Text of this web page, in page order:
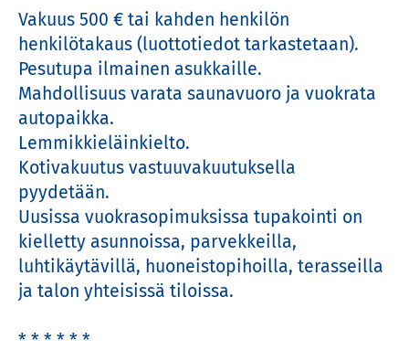
Vakuus 500 € tai kahden henkilön
henkilötakaus (luottotiedot tarkastetaan).
Pesutupa ilmainen asukkaille.
Mahdollisuus varata saunavuoro ja vuokrata
autopaikka.
Lemmikkieläinkielto.
Kotivakuutus vastuuvakuutuksella
pyydetään.
Uusissa vuokrasopimuksissa tupakointi on
kielletty asunnoissa, parvekkeilla,
luhtikäytävillä, huoneistopihoilla, terasseilla
ja talon yhteisissä tiloissa.
* * * * * *